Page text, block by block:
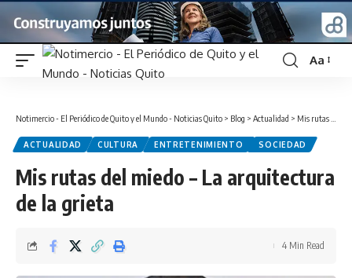
Font
Aa
Notimercio - El Periódico de Quito y el Mundo - Noticias Quito > Blog > Actualidad > Mis rutas del miedo – La arquitectura de la grieta
ACTUALIDAD CULTURA ENTRETENIMIENTO SOCIEDAD
Mis rutas del miedo – La arquitectura
de la grieta
4 Min Read